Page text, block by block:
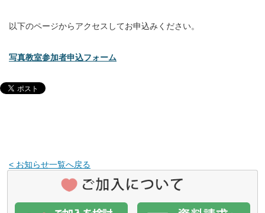
以下のページからアクセスしてお申込みください。
写真教室参加者申込フォーム
< お知らせ一覧へ戻る